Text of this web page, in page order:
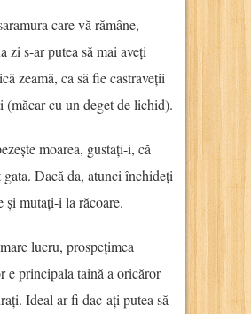
care vă rămâne,
zi s-ar putea să mai aveți
zeamă, ca să fie castraveții
(măcar cu un deget de lichid).
moarea, gustați-i, că
Dacă da, atunci închideți
și mutați-i la răcoare.
lucru, prospețimea
e principala taină a oricăror
Ideal ar fi dac-ați putea să